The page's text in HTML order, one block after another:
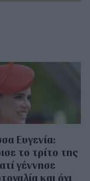
Ευγενία:
το τρίτο της
γέννησε
και όχι